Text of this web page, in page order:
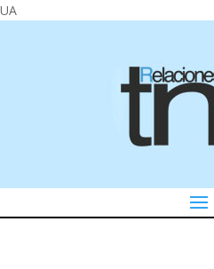
UA